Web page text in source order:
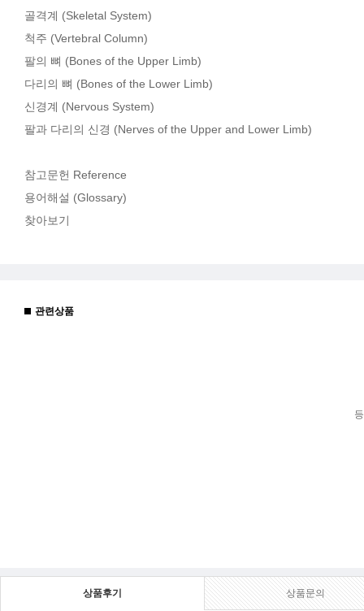
골격계 (Skeletal System)
척주 (Vertebral Column)
팔의 뼈 (Bones of the Upper Limb)
다리의 뼈 (Bones of the Lower Limb)
신경계 (Nervous System)
팔과 다리의 신경 (Nerves of the Upper and Lower Limb)
참고문헌 Reference
용어해설 (Glossary)
찾아보기
관련상품
상품후기 상품문의